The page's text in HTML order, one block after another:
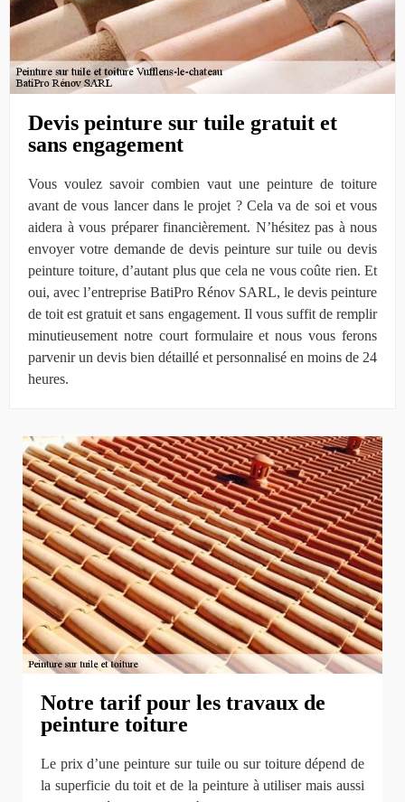
Devis peinture sur tuile gratuit et
sans engagement
Vous voulez savoir combien vaut une peinture de toiture
avant de vous lancer dans le projet ? Cela va de soi et vous
aidera à vous préparer financièrement. N’hésitez pas à nous
envoyer votre demande de devis peinture sur tuile ou devis
peinture toiture, d’autant plus que cela ne vous coûte rien. Et
oui, avec l’entreprise BatiPro Rénov SARL, le devis peinture
de toit est gratuit et sans engagement. Il vous suffit de remplir
minutieusement notre court formulaire et nous vous ferons
parvenir un devis bien détaillé et personnalisé en moins de 24
heures.
Notre tarif pour les travaux de
peinture toiture
Le prix d’une peinture sur tuile ou sur toiture dépend de
la superficie du toit et de la peinture à utiliser mais aussi